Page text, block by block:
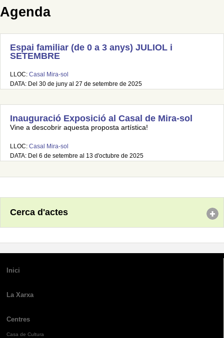
Agenda
Espai familiar (de 0 a 3 anys) JULIOL i
SETEMBRE
LLOC: Casal Mira-sol
DATA: Del 30 de juny al 27 de setembre de 2025
Inauguració Exposició al Casal de Mira-sol
Vine a descobrir aquesta proposta artística!
LLOC: Casal Mira-sol
DATA: Del 6 de setembre al 13 d'octubre de 2025
Cerca d'actes
Inici
La Xarxa
Centres
Casa de Cultura